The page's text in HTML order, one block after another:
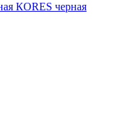
КORES черная